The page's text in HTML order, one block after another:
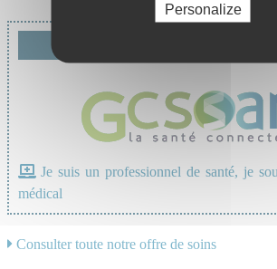
Je suis un professionnel de santé, je
médical
Consulter toute notre offre de soins
Personalize